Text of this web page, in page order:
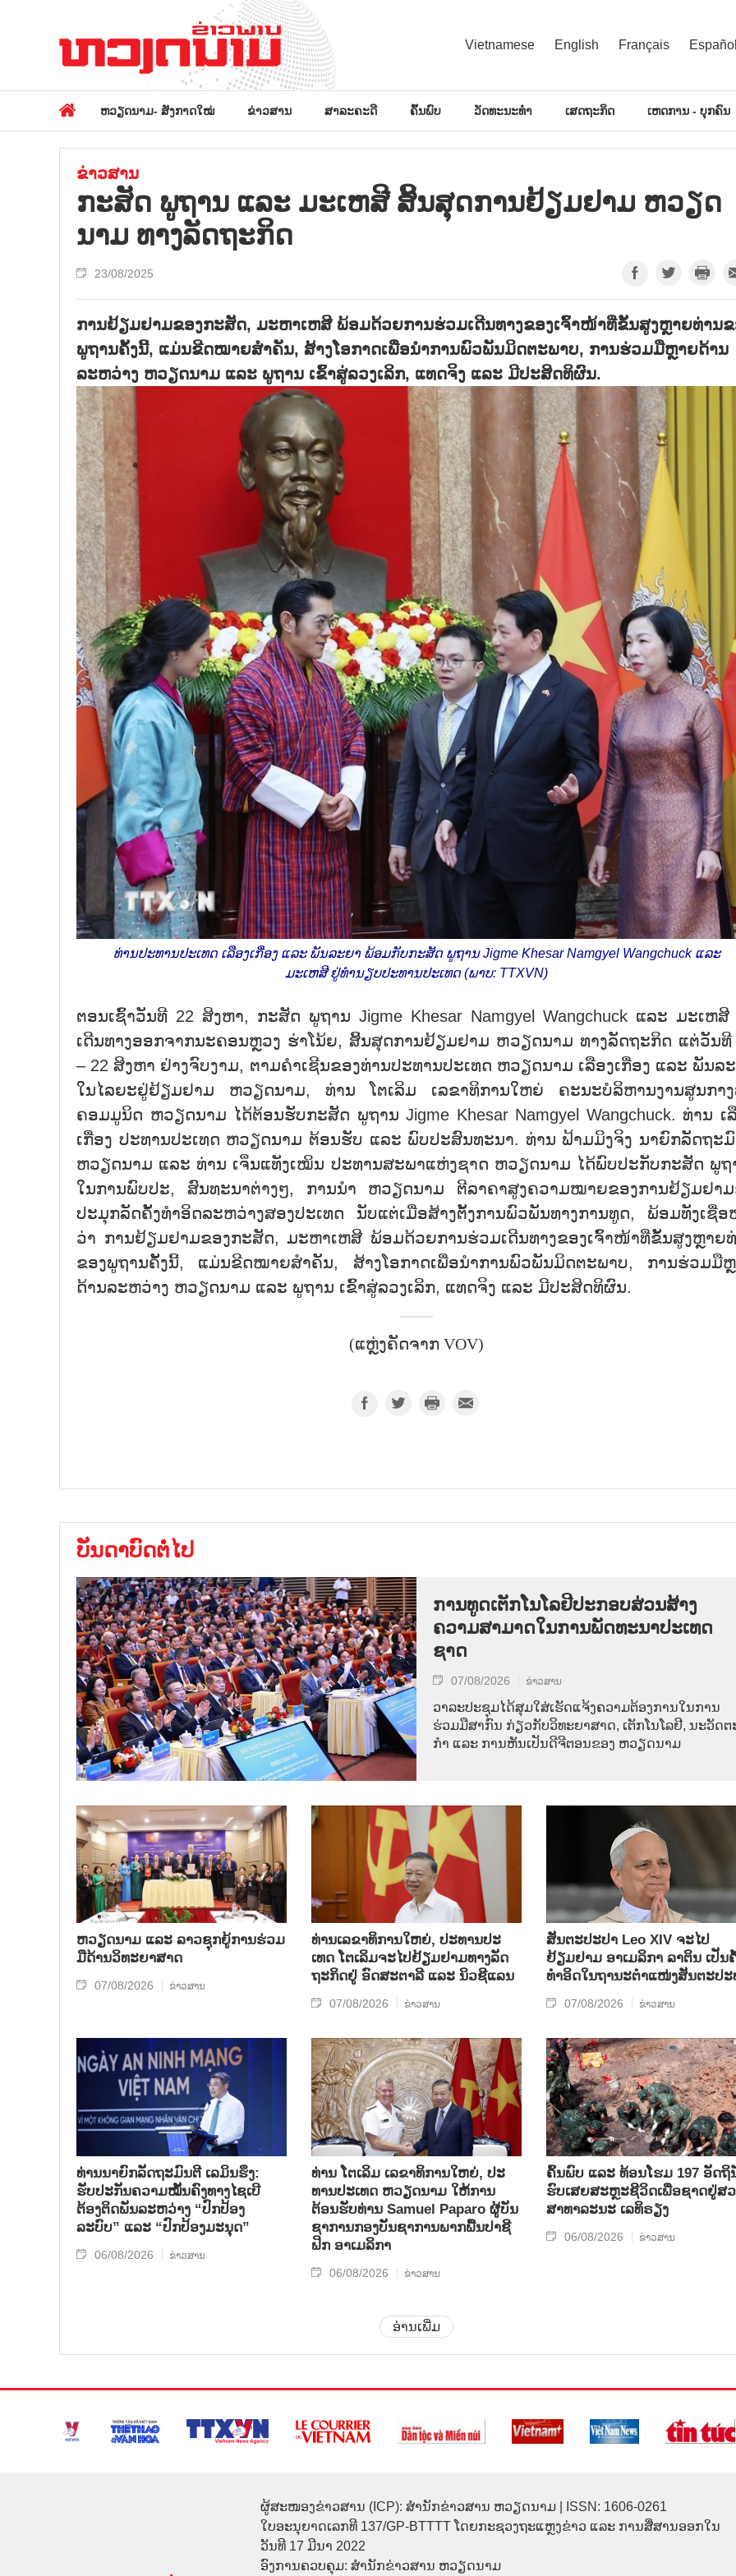
Vietnamese English Français
ຫວຽດນາມ- ສັງກາດໃໝ່ ຂ່າວສານ ສາລະຄະດີ ຄົ້ນພົບ ວັດທະນະທຳ ເສດຖະກິດ ເຫດການ - ບຸກຄົນ
ຂ່າວສານ
ກະ​ສັດ ພູ​ຖ​ານ ແລະ ມະ​​ເຫ​ສີ ສິ້ນ​ສຸດ​ການ​ຢ້ຽມ​ຢາມ ຫວຽດ​
ນາມ ​ທາງ​ລັດ​ຖະ​ກິດ
23/08/2025
ການຢ້ຽມຢາມຂອງກະສັດ, ມະຫາເຫສີ ພ້ອມດ້ວຍການຮ່ວມເດີນທາງຂອງເຈົ້າໜ້າທີ່ຂັ້ນສູງຫຼາຍທ່ານຂ
ພູຖານຄັ້ງນີ້, ແມ່ນຂີດໝາຍສຳຄັນ, ສ້າງໂອກາດເພື່ອນຳການພົວພັນມິດຕະພາບ, ການຮ່ວມມືຫຼາຍດ້ານ
ລະຫວ່າງ ຫວຽດນາມ ແລະ ພູຖານ ເຂົ້າສູ່ລວງເລິກ, ແທດຈິງ ແລະ ມີປະສິດທິຜົນ.
ທ່ານປະທານປະເທດ ເລືອງເກື່ອງ ແລະ ພັນລະຍາ ພ້ອມກັບກະສັດ ພູຖານ Jigme Khesar Namgyel Wangchuck ແລະ
ມະເຫສີ ຢູ່ທຳນຽບປະທານປະເທດ (ພາບ: TTXVN)
ຕອນເຊົ້າວັນທີ 22 ສິງຫາ, ກະສັດ ພູຖານ Jigme Khesar Namgyel Wangchuck ແລະ ມະເຫສີ
ເດີນທາງອອກຈາກນະຄອນຫຼວງ ຮ່າໂນ້ຍ, ສິ້ນສຸດການຢ້ຽມຢາມ ຫວຽດນາມ ທາງລັດຖະກິດ ແຕ່ວັນທີ
– 22 ສິງຫາ ຢ່າງຈົບງາມ, ຕາມຄຳເຊີນຂອງທ່ານປະທານປະເທດ ຫວຽດນາມ ເລືອງເກື່ອງ ແລະ ພັນລ
ໃນໄລຍະຢູ່ຢ້ຽມຢາມ ຫວຽດນາມ, ທ່ານ ໂຕເລິມ ເລຂາທິການໃຫຍ່ ຄະນະບໍລິຫານງານສູນກາ
ຄອມມູນິດ ຫວຽດນາມ ໄດ້ຕ້ອນຮັບກະສັດ ພູຖານ Jigme Khesar Namgyel Wangchuck. ທ່ານ ເ
ເກື່ອງ ປະທານປະເທດ ຫວຽດນາມ ຕ້ອນຮັບ ແລະ ພົບປະສົນທະນາ. ທ່ານ ຟ້າມມິງຈິງ ນາຍົກລັດຖະ
ຫວຽດນາມ ແລະ ທ່ານ ເຈິ່ນແທັງເໝິນ ປະທານສະພາແຫ່ງຊາດ ຫວຽດນາມ ໄດ້ພົບປະກັບກະສັດ ພູຖ
ໃນການພົບປະ, ສົນທະນາຕ່າງໆ, ການນຳ ຫວຽດນາມ ຕີລາຄາສູງຄວາມໝາຍຂອງການຢ້ຽມຢາ
ປະມຸກລັດຄັ້ງທຳອິດລະຫວ່າງສອງປະເທດ ນັບແຕ່ເມື່ອສ້າງຕັ້ງການພົວພັນທາງການທູດ, ພ້ອມທັງເຊື່
ວ່າ ການຢ້ຽມຢາມຂອງກະສັດ, ມະຫາເຫສີ ພ້ອມດ້ວຍການຮ່ວມເດີນທາງຂອງເຈົ້າໜ້າທີ່ຂັ້ນສູງຫຼາຍ
ຂອງພູຖານຄັ້ງນີ້, ແມ່ນຂີດໝາຍສຳຄັນ, ສ້າງໂອກາດເພື່ອນຳການພົວພັນມິດຕະພາບ, ການຮ່ວມມື
ດ້ານລະຫວ່າງ ຫວຽດນາມ ແລະ ພູຖານ ເຂົ້າສູ່ລວງເລິກ, ແທດຈິງ ແລະ ມີປະສິດທິຜົນ.
(ແຫຼ່ງຄັດຈາກ VOV)
ບັນດາບົດຕໍ່ໄປ
ການ​ທູດ​ເຕັກ​ໂນ​ໂລ​ຢີ​ປະ​ກອບ​ສ່ວນ​ສ້າງ​
ຄວາມ​ສາ​ມາດ​ໃນ​ການ​ພັດ​ທະ​ນາ​ປະ​ເທດ​
ຊາດ
07/08/2026 ຂ່າວສານ
ວາ​ລະ​ປະ​ຊຸມ​ໄດ້​ສຸມ​ໃສ່​ເຮັດ​ແຈ້ງ​ຄວາມ​ຕ້ອງ​ການ​ໃນ​ການ​
ຮ່ວມ​ມື​ສາ​ກົນ ກ່ຽວ​ກັບ​ວິ​ທະ​ຍາ​ສາດ, ເຕັກ​ໂນ​ໂລ​ຢີ, ນະ​ວັດ​ຕ
ກຳ ແລະ ການ​ຫັນ​ເປັນ​ດີ​ຈີ​ຕອນ​ຂອງ ຫວຽດ​ນາມ
ຫວຽດ​ນາມ ແລະ ລາວ​ຊຸກ​ຍູ້​ການ​ຮ່ວມ​
ມື​ດ້ານວ​ິ​ທະ​ຍາ​ສາດ
07/08/2026 ຂ່າວສານ
ທ່ານ​ເລ​ຂາ​ທິ​ການ​ໃຫຍ່, ປ​ະ​ທານ​ປະ​
ເທດ ໂຕ​ເລິມ​ຈະ​ໄປ​ຢ້ຽມ​ຢາມ​ທາງ​ລັດ​
ຖະ​ກິດ​ຢູ່ ອົດ​ສະ​ຕາ​ລີ ແລະ ນິວ​ຊີ​ແລນ
07/08/2026 ຂ່າວສານ
ສັນຕະປະປາ Leo XIV ຈະໄປ
ຢ້ຽມຢາມ ອາເມລິກາ ລາຕິນ ເປັນ
ທຳອິດໃນຖານະຕຳແໜ່ງສັນຕະປະ
07/08/2026 ຂ່າວສານ
ທ່ານນາຍົກລັດຖະມົນຕີ ເລມິນຮຶງ:
ຮັບປະກັນຄວາມໝັ້ນຄົງທາງໄຊເບີ
ຕ້ອງຕິດພັນລະຫວ່າງ “ປົກປ້ອງ
ລະບົບ” ແລະ “ປົກປ້ອງມະນຸດ”
06/08/2026 ຂ່າວສານ
ທ່ານ ໂຕ​ເລິມ ເລ​ຂາ​ທິ​ການ​ໃຫຍ່, ປະ​
ທານ​ປະ​ເທດ ​ຫວຽດ​ນາມ ໃຫ້​ການ​
ຕ້ອນ​ຮັບ​ທ່ານ Samuel Paparo ຜູ້​ບັນ​
ຊາ​ການກອງ​ບັນ​ຊາ​ການພາກ​ພື້ນ​ປາ​ຊີ​
ຟິກ ອາ​ເມ​ລິ​ກາ
06/08/2026 ຂ່າວສານ
ຄົ້ນ​ພົບ ແລະ ທ້ອນ​ໂຮມ 197 ອັດ​ຖິ​
ຮົບ​ເສຍ​ສະຫຼະ​ຊີ​ວິດ​ເພື່ອ​ຊາດ​ຢູ່​ສ
ສາ​ທາ​ລະ​ນະ ເລ​ທິ​ຣຽງ
06/08/2026 ຂ່າວສານ
ອ່ານເພີ່ມ
ຜູ້ສະໜອງຂ່າວສານ (ICP): ສຳນັກຂ່າວສານ ຫວຽດນາມ | ISSN: 1606-0261
ໃບອະນຸຍາດເລກທີ 137/GP-BTTTT ໂດຍກະຊວງຖະແຫຼງຂ່າວ ແລະ ການສື່ສານອອກໃນ
ວັນທີ 17 ມີນາ 2022
ອົງການຄວບຄຸມ: ສຳນັກຂ່າວສານ ຫວຽດນາມ